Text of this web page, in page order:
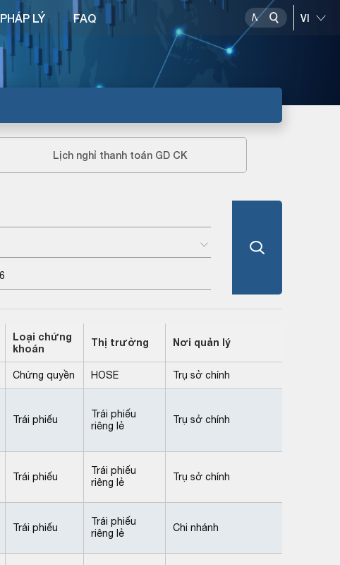
PHÁP LÝ FAQ
Lịch nghỉ thanh toán GD CK
Loại chứng
khoán
Thị trường Nơi quản lý
Chứng quyền HOSE Trụ sở chính
Trái phiếu
Trái phiếu
riêng lẻ
Trụ sở chính
Trái phiếu
Trái phiếu
riêng lẻ
Trụ sở chính
Trái phiếu
Trái phiếu
riêng lẻ
Chi nhánh